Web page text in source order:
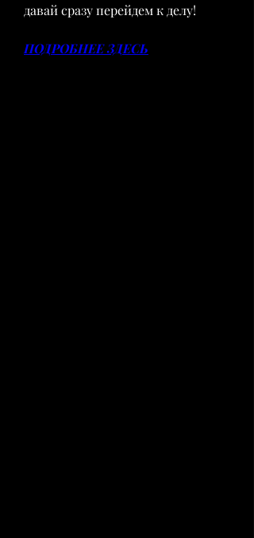
давай сразу перейдем к делу!
ПОДРОБНЕЕ ЗДЕСЬ